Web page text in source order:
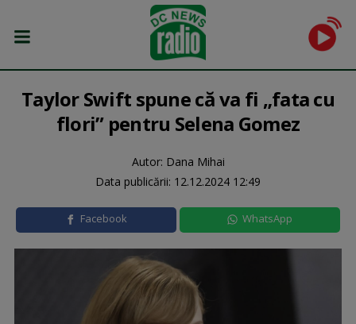
Taylor Swift spune că va fi „fata cu
flori” pentru Selena Gomez
Autor: Dana Mihai
Data publicării: 12.12.2024 12:49
Facebook WhatsApp